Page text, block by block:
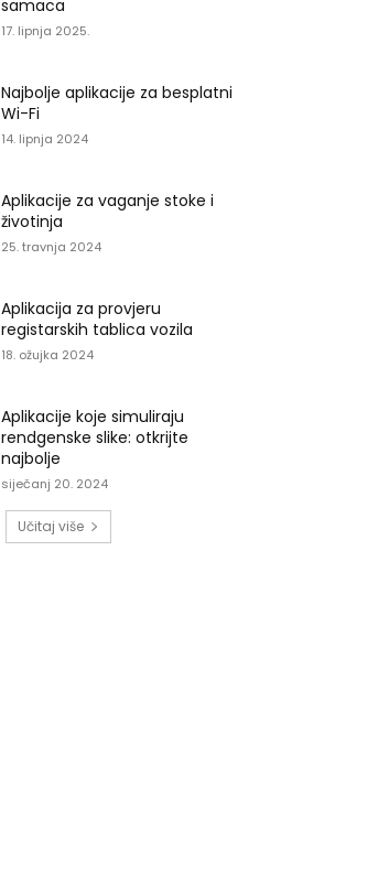
samaca
17. lipnja 2025.
Najbolje aplikacije za besplatni
Wi-Fi
14. lipnja 2024
Aplikacije za vaganje stoke i
životinja
25. travnja 2024
Aplikacija za provjeru
registarskih tablica vozila
18. ožujka 2024
Aplikacije koje simuliraju
rendgenske slike: otkrijte
najbolje
siječanj 20. 2024
Učitaj više